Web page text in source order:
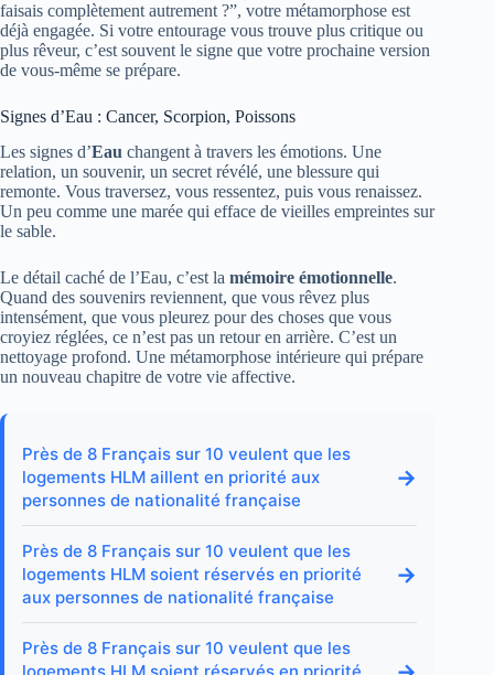
faisais complètement autrement ?”, votre métamorphose est
déjà engagée. Si votre entourage vous trouve plus critique ou
plus rêveur, c’est souvent le signe que votre prochaine version
de vous-même se prépare.
Signes d’Eau : Cancer, Scorpion, Poissons
Les signes d’Eau changent à travers les émotions. Une
relation, un souvenir, un secret révélé, une blessure qui
remonte. Vous traversez, vous ressentez, puis vous renaissez.
Un peu comme une marée qui efface de vieilles empreintes sur
le sable.
Le détail caché de l’Eau, c’est la mémoire émotionnelle.
Quand des souvenirs reviennent, que vous rêvez plus
intensément, que vous pleurez pour des choses que vous
croyiez réglées, ce n’est pas un retour en arrière. C’est un
nettoyage profond. Une métamorphose intérieure qui prépare
un nouveau chapitre de votre vie affective.
Près de 8 Français sur 10 veulent que les
logements HLM aillent en priorité aux
personnes de nationalité française
→
Près de 8 Français sur 10 veulent que les
logements HLM soient réservés en priorité
aux personnes de nationalité française
→
Près de 8 Français sur 10 veulent que les